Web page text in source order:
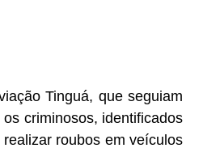
Tinguá, que seguiam
criminosos, identificados
roubos em veículos